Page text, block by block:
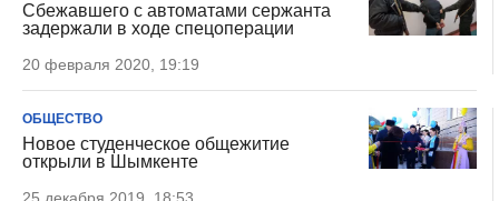
Сбежавшего с автоматами сержанта
задержали в ходе спецоперации
20 февраля 2020, 19:19
ОБЩЕСТВО
Новое студенческое общежитие
открыли в Шымкенте